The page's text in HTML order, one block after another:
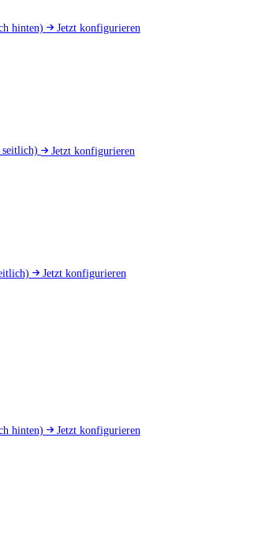
hinten) Jetzt konfigurieren
Jetzt konfigurieren
Jetzt konfigurieren
hinten) Jetzt konfigurieren